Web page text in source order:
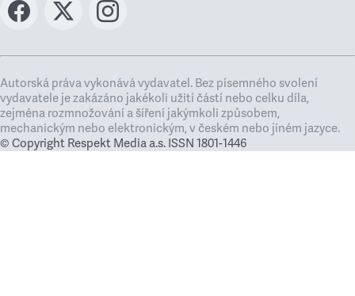
Autorská práva vykonává vydavatel. Bez písemného svolení
vydavatele je zakázáno jakékoli užití částí nebo celku díla,
zejména rozmnožování a šíření jakýmkoli způsobem,
mechanickým nebo elektronickým, v českém nebo jiném jazyce.
© Copyright Respekt Media a.s. ISSN 1801-1446